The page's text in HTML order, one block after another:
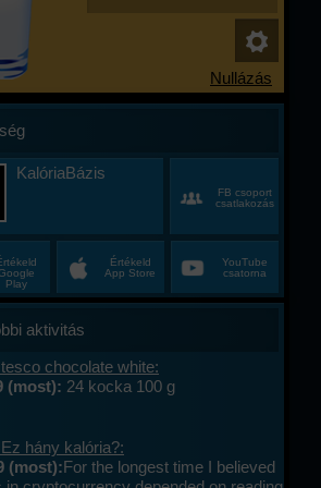
KalóriaBázis
FB csoport
csatlakozás
Play
Értékeld
App Store
YouTube
csatorna
aktivitás
chocolate white:
(most): 24 kocka 100 g
hány kalória?:
(most):For the longest time I believed